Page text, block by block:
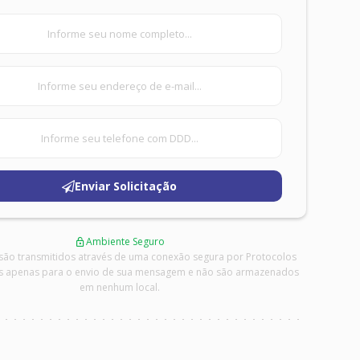
PARA VOCÊ
Imóveis p/ Comprar
Empreendimentos
Anuncie Seu Imóvel
SUPORTE
Perguntas Frequentes
Contato
Enviar Solicitação
Ambiente Seguro
transmitidos através de uma conexão segura por Protocolos
apenas para o envio de sua mensagem e não são armazenados
em nenhum local.